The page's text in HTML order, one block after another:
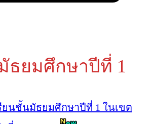
ธยมศึกษาปีที่ 1
ยนชั้นมัธยมศึกษาปีที่ 1 ในเขต